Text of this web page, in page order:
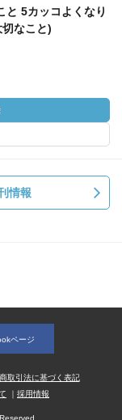
と 5カッコよくなり
なこと)
情報
ページ
取引法に基づく表記
採用情報